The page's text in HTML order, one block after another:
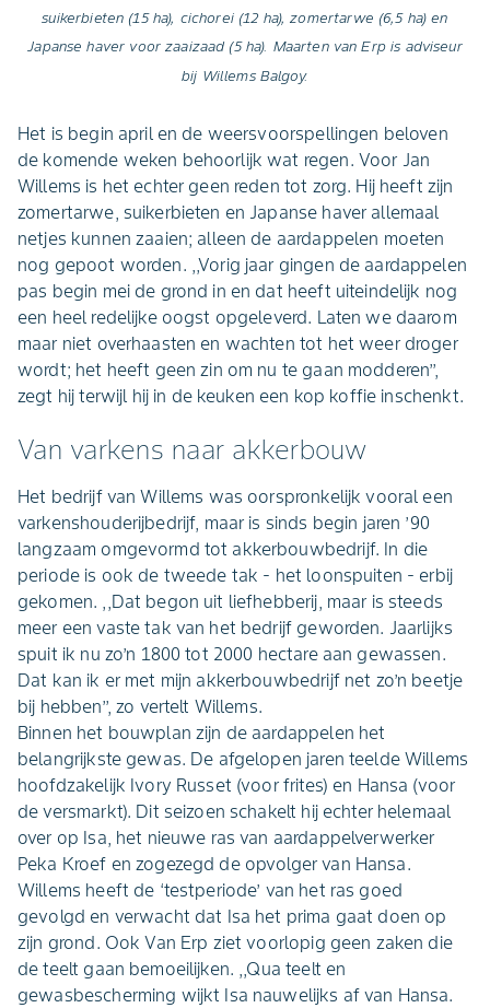
suikerbieten (15 ha), cichorei (12 ha), zomertarwe (6,5 ha) en
Japanse haver voor zaaizaad (5 ha). Maarten van Erp is adviseur
bij Willems Balgoy.
Het is begin april en de weersvoorspellingen beloven
de komende weken behoorlijk wat regen. Voor Jan
Willems is het echter geen reden tot zorg. Hij heeft zijn
zomertarwe, suikerbieten en Japanse haver allemaal
netjes kunnen zaaien; alleen de aardappelen moeten
nog gepoot worden. ,,Vorig jaar gingen de aardappelen
pas begin mei de grond in en dat heeft uiteindelijk nog
een heel redelijke oogst opgeleverd. Laten we daarom
maar niet overhaasten en wachten tot het weer droger
wordt; het heeft geen zin om nu te gaan modderen’’,
zegt hij terwijl hij in de keuken een kop koffie inschenkt.
Van varkens naar akkerbouw
Het bedrijf van Willems was oorspronkelijk vooral een
varkenshouderijbedrijf, maar is sinds begin jaren ’90
langzaam omgevormd tot akkerbouwbedrijf. In die
periode is ook de tweede tak - het loonspuiten - erbij
gekomen. ,,Dat begon uit liefhebberij, maar is steeds
meer een vaste tak van het bedrijf geworden. Jaarlijks
spuit ik nu zo’n 1800 tot 2000 hectare aan gewassen.
Dat kan ik er met mijn akkerbouwbedrijf net zo’n beetje
bij hebben’’, zo vertelt Willems.
Binnen het bouwplan zijn de aardappelen het
belangrijkste gewas. De afgelopen jaren teelde Willems
hoofdzakelijk Ivory Russet (voor frites) en Hansa (voor
de versmarkt). Dit seizoen schakelt hij echter helemaal
over op Isa, het nieuwe ras van aardappelverwerker
Peka Kroef en zogezegd de opvolger van Hansa.
Willems heeft de ‘testperiode’ van het ras goed
gevolgd en verwacht dat Isa het prima gaat doen op
zijn grond. Ook Van Erp ziet voorlopig geen zaken die
de teelt gaan bemoeilijken. ,,Qua teelt en
gewasbescherming wijkt Isa nauwelijks af van Hansa.